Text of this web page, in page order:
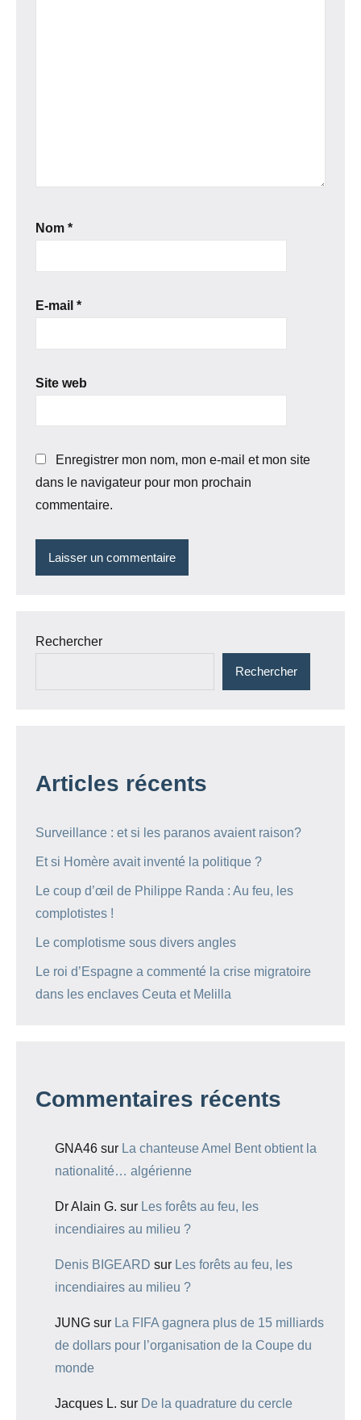
Nom *
E-mail *
Site web
Enregistrer mon nom, mon e-mail et mon site
dans le navigateur pour mon prochain
commentaire.
Rechercher
Rechercher
Articles récents
Surveillance : et si les paranos avaient raison?
Et si Homère avait inventé la politique ?
Le coup d’œil de Philippe Randa : Au feu, les
complotistes !
Le complotisme sous divers angles
Le roi d’Espagne a commenté la crise migratoire
dans les enclaves Ceuta et Melilla
Commentaires récents
GNA46 sur La chanteuse Amel Bent obtient la
nationalité… algérienne
Dr Alain G. sur Les forêts au feu, les
incendiaires au milieu ?
Denis BIGEARD sur Les forêts au feu, les
incendiaires au milieu ?
JUNG sur La FIFA gagnera plus de 15 milliards
de dollars pour l’organisation de la Coupe du
monde
Jacques L. sur De la quadrature du cercle